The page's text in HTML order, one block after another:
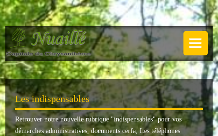
NUAILLÉ
Plan de Nuaillé
Sentiers pédestres
Guide annuel
Histoire
.
Les indispensables
Retrouver notre nouvelle rubrique "indispensables" pour vos
démarches administratives, documents cerfa, Les téléphones